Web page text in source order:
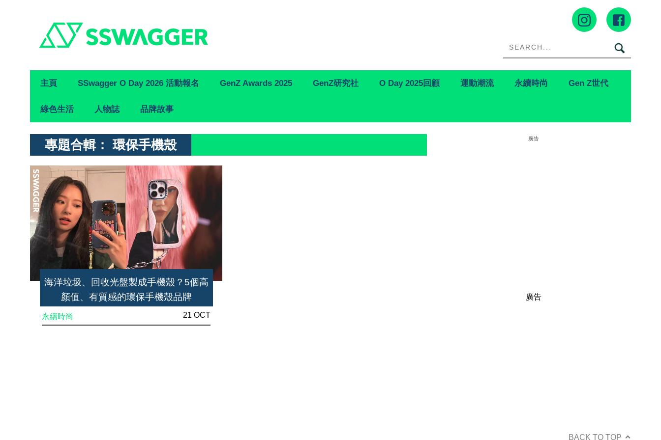
Primary
Navigation
主頁 SSwagger O Day 2026 活動報名 GenZ Awards 2025 GenZ研究社 O Day 2025回顧 運動潮流 永續時尚 Gen Z世代
綠色生活 人物誌 品牌故事
專題合輯： 環保手機殼
海洋垃圾、回收光盤製成手機殼？5個高
顏值、有質感的環保手機殼品牌
永續時尚 21 OCT
廣告
廣告
BACK TO TOP